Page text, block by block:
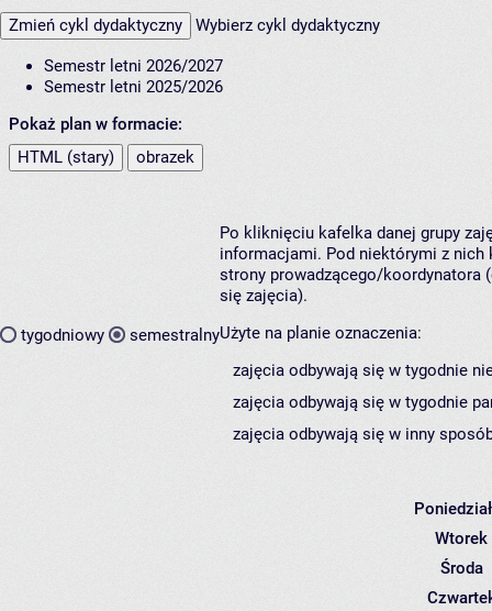
Zmień cykl dydaktyczny Wybierz cykl dydaktyczny
Semestr letni 2026/2027
Semestr letni 2025/2026
Pokaż plan w formacie:
HTML (stary)
obrazek
tygodniowy semestralny
Po kliknięciu kafelka danej grupy
informacjami. Pod niektórymi z nich
strony prowadzącego/koordynatora
się zajęcia).
Użyte na planie oznaczenia:
zajęcia odbywają się w tygodnie
zajęcia odbywają się w tygodnie
zajęcia odbywają się w inny
Wtorek
Środa